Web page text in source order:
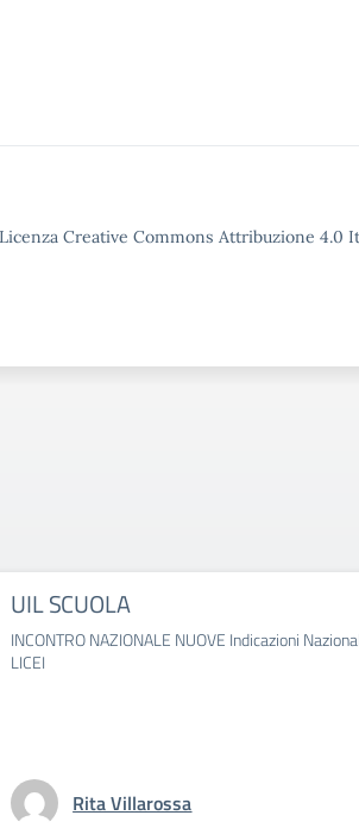
Creative Commons Attribuzione 4.0
UIL SCUOLA
INCONTRO NAZIONALE NUOVE Indicazioni
LICEI
Rita Villarossa